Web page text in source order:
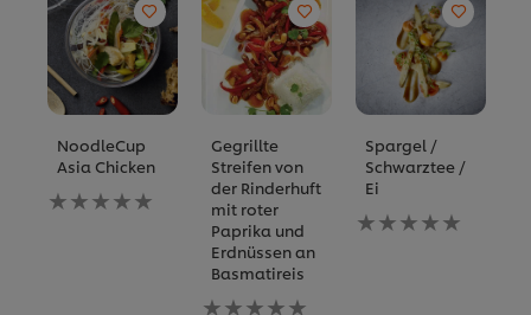
NoodleCup
Asia Chicken
Keine
Bewertungen
Gegrillte
Streifen von
der Rinderhuft
mit roter
Paprika und
Erdnüssen an
Basmatireis
Keine
Spargel /
Schwarztee /
Ei
Keine
Bewertungen